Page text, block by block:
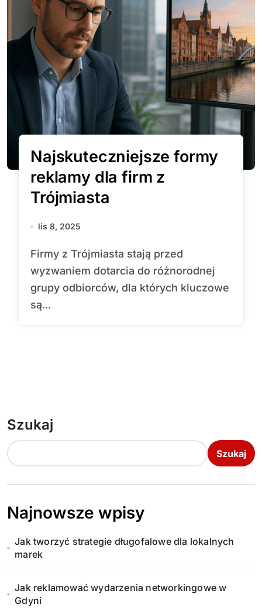
Najskuteczniejsze formy
reklamy dla firm z
Trójmiasta
lis 8, 2025
Firmy z Trójmiasta stają przed
wyzwaniem dotarcia do różnorodnej
grupy odbiorców, dla których kluczowe
są...
Szukaj
Szukaj
Najnowsze wpisy
Jak tworzyć strategie długofalowe dla lokalnych
marek
Jak reklamować wydarzenia networkingowe w
Gdyni